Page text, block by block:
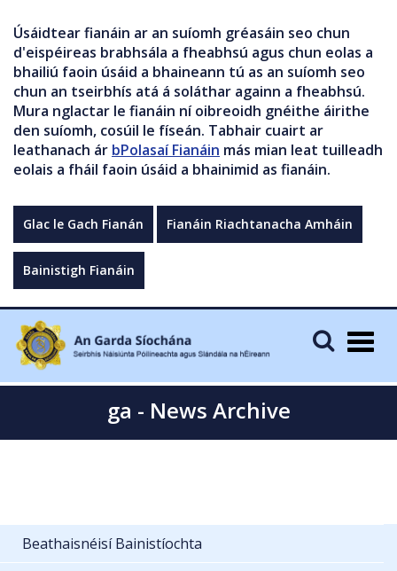
Úsáidtear fianáin ar an suíomh gréasáin seo chun
d'eispéireas brabhsála a fheabhsú agus chun eolas a
bhailiú faoin úsáid a bhaineann tú as an suíomh seo
chun an tseirbhís atá á soláthar againn a fheabhsú.
Mura nglactar le fianáin ní oibreoidh gnéithe áirithe
den suíomh, cosúil le físeán. Tabhair cuairt ar
leathanach ár bPolasaí Fianáin más mian leat tuilleadh
eolais a fháil faoin úsáid a bhainimid as fianáin.
Glac le Gach Fianán Fianáin Riachtanacha Amháin
Bainistigh Fianáin
ga - News Archive
Beathaisnéisí Bainistíochta